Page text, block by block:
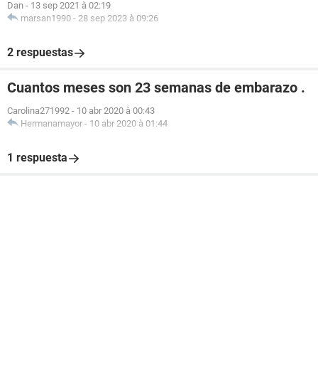
Dan - 13 sep 2021 à 02:19
marsan1990 - 28 sep 2023 à 09:26
2 respuestas
Cuantos meses son 23 semanas de embarazo .
Carolina271992 - 10 abr 2020 à 00:43
Hermanamayor - 10 abr 2020 à 01:44
1 respuesta